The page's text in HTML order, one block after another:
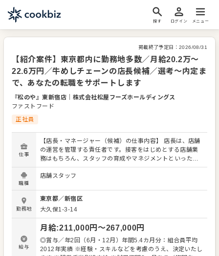
探す ログイン メニュー
掲載終了予定日： 2026/08/31
【紹介案件】東京都内に勤務地多数／月給20.2万～
22.6万円／牛めしチェーンの店長候補／選考～内定ま
で、あなたの転職をサポートします
『松のや』東新宿店
株式会社松屋フーズホールディングス
ファストフード
正社員
仕事
【店長・マネージャー（候補）の仕事内容】 店長は、店舗
の運営を管理する責任者です。接客をはじめとする店舗業
務はもちろん、スタッフの育成やマネジメントといった重
要な役割を担います。メインとなるのは、販促イベントや
キャンペーンの企画なども含め、売上に繋げていくことで
あなたならではのアイデアを積極的に発信してください。
【具体的には…】 ・ホール、キッチンの全体管理 ・予約管
理、電話対応 ・接客、サービス全般 ・売上管理、在庫管理
・スタッフの育成やマネジメント、シフト管理 など 入社
後はスキルに合わせた業務からお任せしますので、徐々に
仕事の幅を広げていきましょう。成長をしっかりサポート
しますので、経験に関わらず安心してスタートできる環境
職種
店舗スタッフ
勤務地
東京都／新宿区
大久保1-3-14
給与
月給:211,000円〜267,000円
◎賞与／年2回（6月・12月）年間5.4カ月分：組合員平均
2012年実績 ※経験・スキルなどを考慮のうえ、決定いたし